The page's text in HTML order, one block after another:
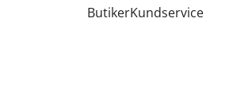
ButikerKundservice